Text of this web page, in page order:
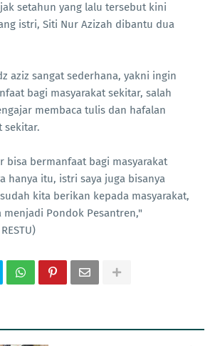
setahun yang lalu tersebut kini
istri, Siti Nur Azizah dibantu dua
aziz sangat sederhana, yakni ingin
bagi masyarakat sekitar, salah
membaca tulis dan hafalan
sekitar.
bisa bermanfaat bagi masyarakat
hanya itu, istri saya juga bisanya
kita berikan kepada masyarakat,
Pondok Pesantren,"